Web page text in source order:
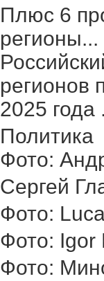
Плюс 6
регионы...
регионов
2025 года
Политика
Фото:
Сергей
Фото:
Фото: Igor
Фото: